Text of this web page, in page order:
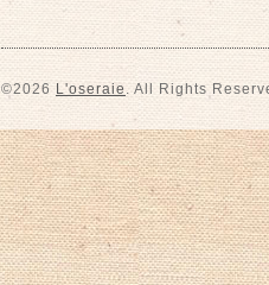
©2026 L'oseraie . All Rights